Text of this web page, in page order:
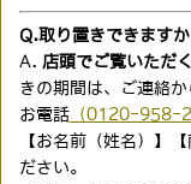
Q.取り置きできますか
A. 店頭でご覧いただ
きの期間は、ご連絡か
お電話（0120-958-
【お名前（姓名）】
ださい。